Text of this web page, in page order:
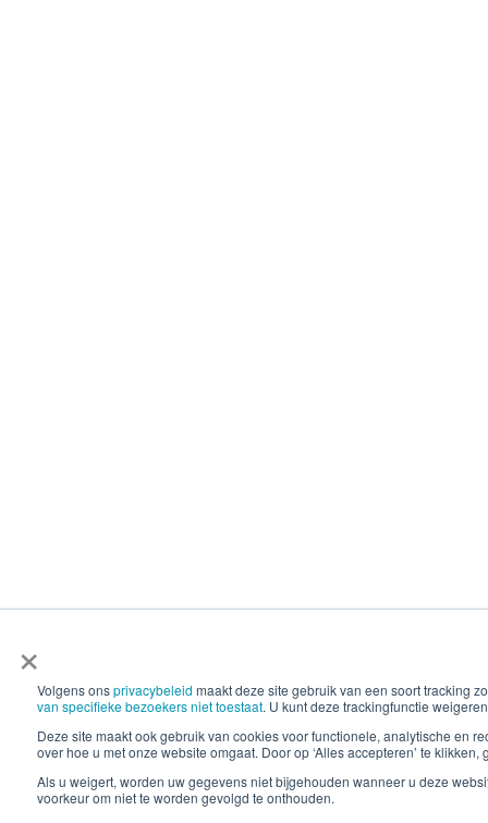
×
Volgens onsprivacybeleid maakt deze site gebruik van een soort tracking
van specifieke bezoekers niet toestaat. U kunt deze trackingfunctie
Deze site maakt ook gebruik van cookies voor functionele, analytische en
over hoe u met onze website omgaat. Door op ‘Alles accepteren’ te
Als u weigert, worden uw gegevens niet bijgehouden wanneer u deze
voorkeur om niet te worden gevolgd te onthouden.